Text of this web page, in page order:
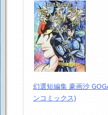
幻選短編集 豪画沙
ンコミックス)